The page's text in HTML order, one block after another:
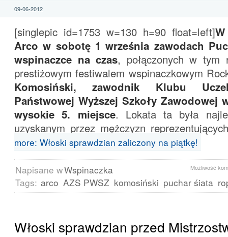
09-06-2012
[singlepic id=1753 w=130 h=90 float=left]
Arco w sobotę 1 września zawodach
wspinaczce na czas, połączonych w tym
prestiżowym festiwalem wspinaczkowym
Komosiński, zawodnik Klubu
Państwowej Wyższej Szkoły Zawodowej
wysokie 5. miejsce. Lokata ta była
uzyskanym przez mężczyzn
more: Włoski sprawdzian zaliczony na piątkę!
Możliwość
Napisane wWspinaczka
Tags: arco AZS PWSZ komosiński puchar śiata
Włoski sprawdzian przed